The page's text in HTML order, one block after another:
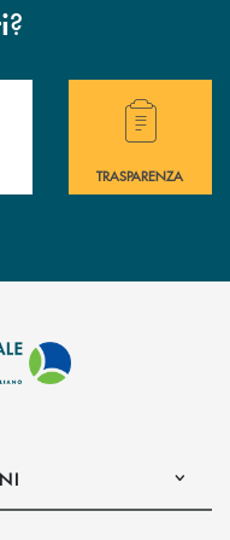
?
assistenza immediata?
Hai bisogno di
TRASPARENZA